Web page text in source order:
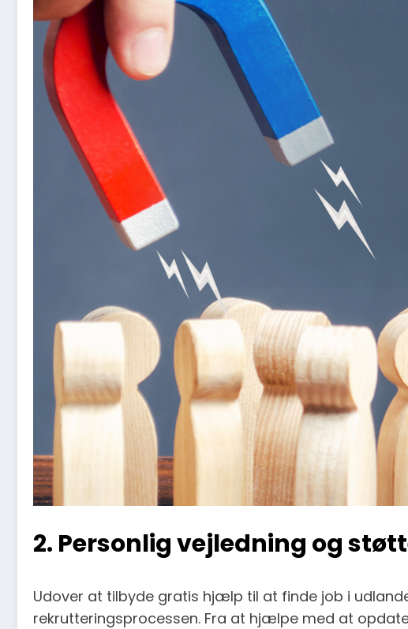
2. Personlig vejledning og
Udover at tilbyde gratis hjælp til at finde job i
rekrutteringsprocessen. Fra at hjælpe med at